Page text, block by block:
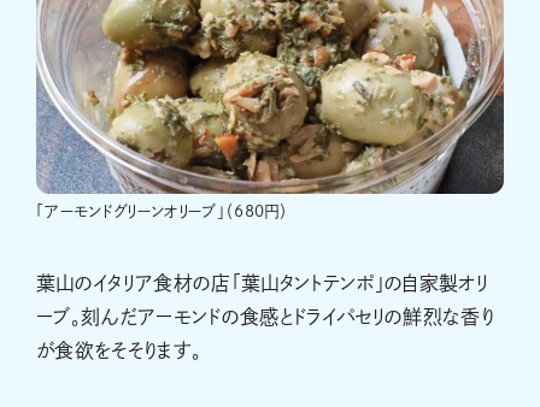
「アーモンドグリーンオリーブ」（680円）
葉山のイタリア食材の店「葉山タントテンポ」の自家製オリ
ーブ。刻んだアーモンドの食感とドライパセリの鮮烈な香り
が食欲をそそります。